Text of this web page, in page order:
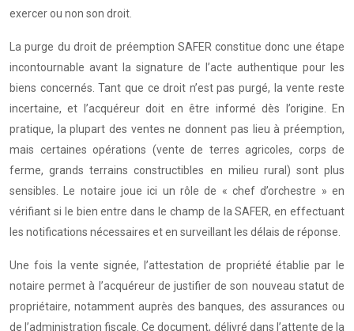
exercer ou non son droit.
La purge du droit de préemption SAFER constitue donc une étape
incontournable avant la signature de l’acte authentique pour les
biens concernés. Tant que ce droit n’est pas purgé, la vente reste
incertaine, et l’acquéreur doit en être informé dès l’origine. En
pratique, la plupart des ventes ne donnent pas lieu à préemption,
mais certaines opérations (vente de terres agricoles, corps de
ferme, grands terrains constructibles en milieu rural) sont plus
sensibles. Le notaire joue ici un rôle de « chef d’orchestre » en
vérifiant si le bien entre dans le champ de la SAFER, en effectuant
les notifications nécessaires et en surveillant les délais de réponse.
Une fois la vente signée, l’attestation de propriété établie par le
notaire permet à l’acquéreur de justifier de son nouveau statut de
propriétaire, notamment auprès des banques, des assurances ou
de l’administration fiscale. Ce document, délivré dans l’attente de la